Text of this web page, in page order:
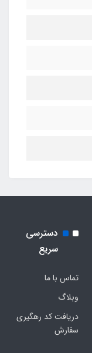
دسترسی
سریع
تماس با ما
وبلاگ
دریافت کد رهگیری
سفارش